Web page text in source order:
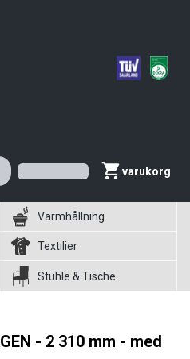
varukorg
Varmhållning
Textilier
Stühle & Tische
- 2 310 mm - med